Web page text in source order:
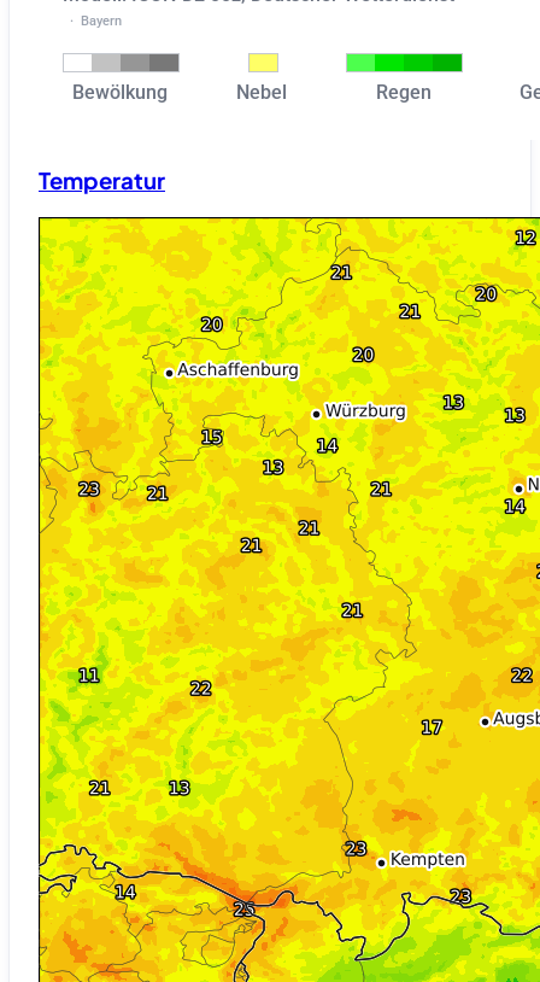
Temperatur